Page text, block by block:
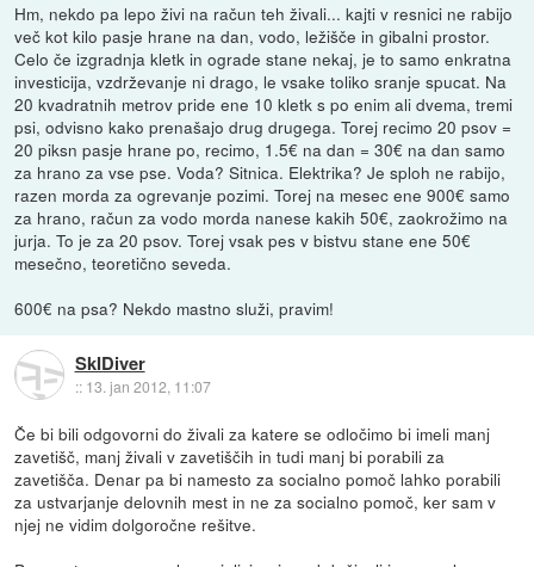
Hm, nekdo pa lepo živi na račun teh živali... kajti v resnici ne rabijo
več kot kilo pasje hrane na dan, vodo, ležišče in gibalni prostor.
Celo če izgradnja kletk in ograde stane nekaj, je to samo enkratna
investicija, vzdrževanje ni drago, le vsake toliko sranje spucat. Na
20 kvadratnih metrov pride ene 10 kletk s po enim ali dvema, tremi
psi, odvisno kako prenašajo drug drugega. Torej recimo 20 psov =
20 piksn pasje hrane po, recimo, 1.5€ na dan = 30€ na dan samo
za hrano za vse pse. Voda? Sitnica. Elektrika? Je sploh ne rabijo,
razen morda za ogrevanje pozimi. Torej na mesec ene 900€ samo
za hrano, račun za vodo morda nanese kakih 50€, zaokrožimo na
jurja. To je za 20 psov. Torej vsak pes v bistvu stane ene 50€
mesečno, teoretično seveda.
600€ na psa? Nekdo mastno služi, pravim!
SkIDiver
:: 13. jan 2012, 11:07
Če bi bili odgovorni do živali za katere se odločimo bi imeli manj
zavetišč, manj živali v zavetiščih in tudi manj bi porabili za
zavetišča. Denar pa bi namesto za socialno pomoč lahko porabili
za ustvarjanje delovnih mest in ne za socialno pomoč, ker sam v
njej ne vidim dolgoročne rešitve.